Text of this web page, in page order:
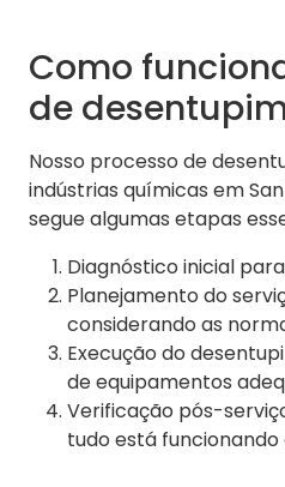
Como
de
Nosso processo de
indústrias químicas em
segue algumas etapas
Diagnóstico inicial
Planejamento do
considerando as
Execução do
de equipamentos
Verificação pós-
tudo está